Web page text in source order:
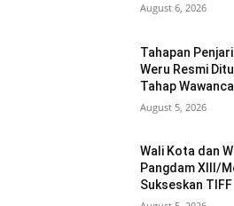
August 6, 2026
Tahapan
Weru Resmi
Tahap
August 5, 2026
Wali Kota dan
Pangdam XIII/
Sukseskan